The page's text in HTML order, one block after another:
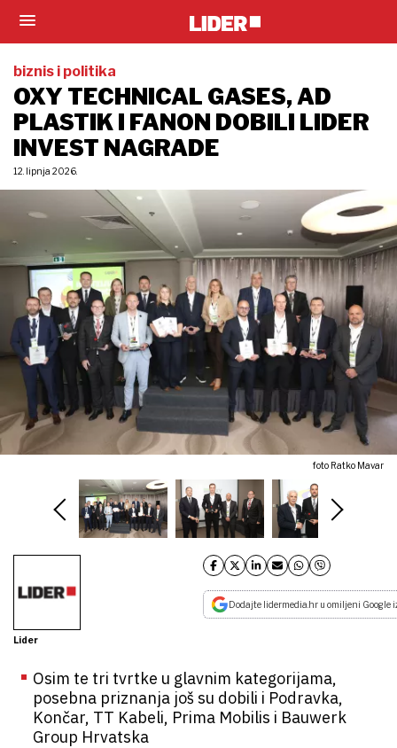
biznis i politika
OXY TECHNICAL GASES, AD
PLASTIK I FANON DOBILI LIDER
INVEST NAGRADE
12. lipnja 2026.
foto Ratko Mavar
Lider
Dodajte lidermedia.hr u omiljeni Google
Osim te tri tvrtke u glavnim kategorijama,
posebna priznanja još su dobili i Podravka,
Končar, TT Kabeli, Prima Mobilis i Bauwerk
Group Hrvatska